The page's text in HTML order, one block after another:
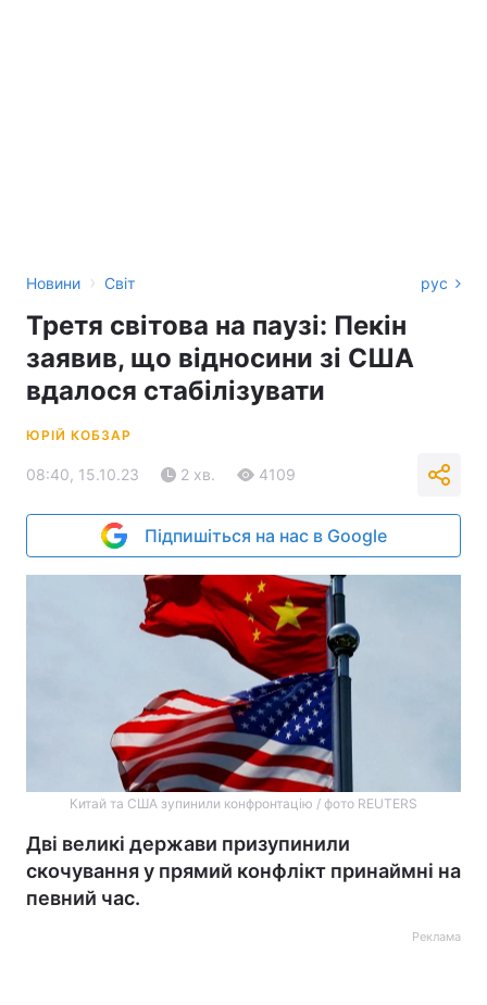
Новини › Світ рус
Третя світова на паузі: Пекін
заявив, що відносини зі США
вдалося стабілізувати
ЮРІЙ КОБЗАР
08:40, 15.10.23 2 хв. 4109
Підпишіться на нас в Google
Китай та США зупинили конфронтацію / фото REUTERS
Дві великі держави призупинили
скочування у прямий конфлікт принаймні на
певний час.
Реклама